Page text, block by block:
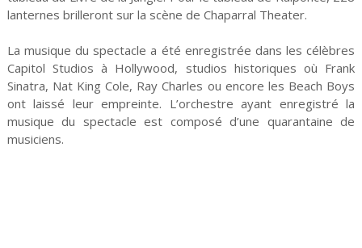
lanternes brilleront sur la scène de Chaparral Theater.
La musique du spectacle a été enregistrée dans les célèbres
Capitol Studios à Hollywood, studios historiques où Frank
Sinatra, Nat King Cole, Ray Charles ou encore les Beach Boys
ont laissé leur empreinte. L’orchestre ayant enregistré la
musique du spectacle est composé d’une quarantaine de
musiciens.